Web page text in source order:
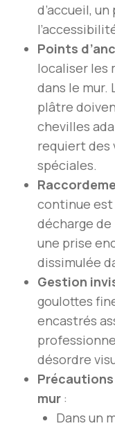
d’accueil,
Points
localiser les
dans le mur.
plâtre
chevilles
requiert des
spéciales.
continue est
décharge
une prise
dissimulée
Gestion
goulottes
encastrés
désordre
mur :
Dans un